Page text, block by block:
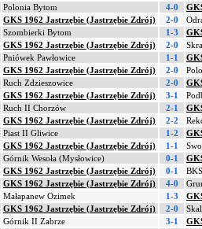
Polonia Bytom 4-0
GKS 1962 Jastrzębie (Jastrzębie Zdrój) 2-0
Szombierki Bytom 1-3
GKS 1962 Jastrzębie (Jastrzębie Zdrój) 2-0
Pniówek Pawłowice 1-1
GKS 1962 Jastrzębie (Jastrzębie Zdrój) 2-0
Ruch Zdzieszowice 2-0
GKS 1962 Jastrzębie (Jastrzębie Zdrój) 3-1
Ruch II Chorzów 2-1
GKS 1962 Jastrzębie (Jastrzębie Zdrój) 2-2
Piast II Gliwice 1-2
GKS 1962 Jastrzębie (Jastrzębie Zdrój) 1-1
Górnik Wesoła (Mysłowice) 0-1
GKS 1962 Jastrzębie (Jastrzębie Zdrój) 0-1
GKS 1962 Jastrzębie (Jastrzębie Zdrój) 4-0
Małapanew Ozimek 1-3
GKS 1962 Jastrzębie (Jastrzębie Zdrój) 2-0
Górnik II Zabrze 3-1